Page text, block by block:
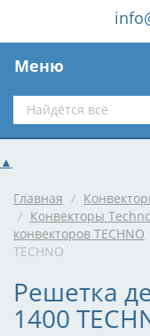
Меню
▲
Главная /
/ Конвекторы
конвекторов TECHNO
TECHNO
Решетка
1400